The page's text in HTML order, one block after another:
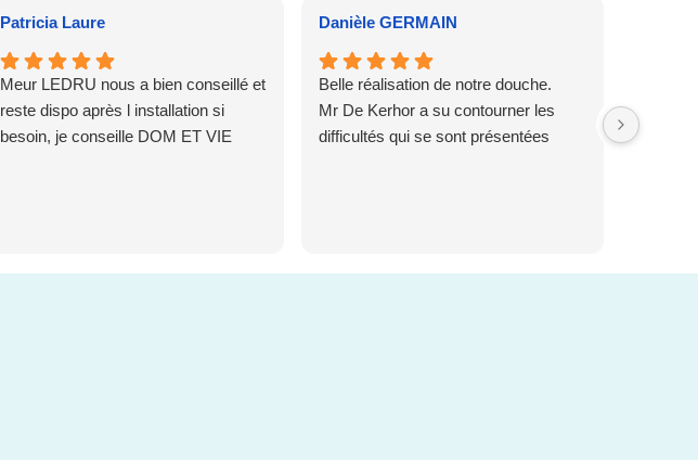
Patricia Laure
Meur LEDRU nous a bien conseillé et
reste dispo après l installation si
besoin, je conseille DOM ET VIE
Danièle GERMAIN
Belle réalisation de notre douche.
Mr De Kerhor a su contourner les
difficultés qui se sont présentées